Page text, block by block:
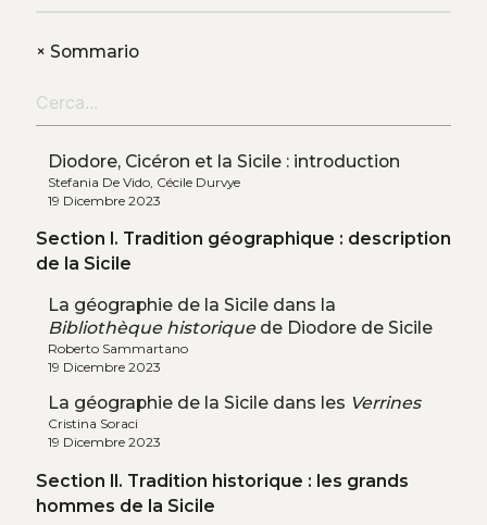
+Sommario
Diodore, Cicéron et la Sicile : introduction
Stefania De Vido, Cécile Durvye
19 Dicembre 2023
Section I. Tradition géographique : description
de la Sicile
La géographie de la Sicile dans la
Bibliothèque historiquede Diodore de Sicile
Roberto Sammartano
19 Dicembre 2023
La géographie de la Sicile dans les Verrines
Cristina Soraci
19 Dicembre 2023
Section II. Tradition historique : les grands
hommes de la Sicile